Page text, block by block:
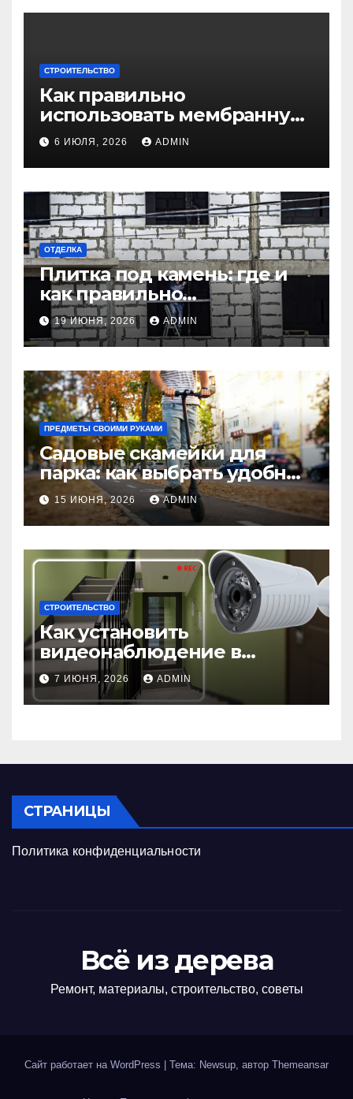
СТРОИТЕЛЬСТВО
Как правильно
использовать мембранную
плёнку для
гидроизоляции крыши
дома
6 ИЮЛЯ, 2026 ADMIN
ОТДЕЛКА
Плитка под камень: где и
как правильно
использовать в интерьере
комнаты?
19 ИЮНЯ, 2026 ADMIN
ПРЕДМЕТЫ СВОИМИ РУКАМИ
Садовые скамейки для
парка: как выбрать удобные
и долговечные модели
Madmetal.ru
15 ИЮНЯ, 2026 ADMIN
СТРОИТЕЛЬСТВО
Как установить
видеонаблюдение в
подъезде: пошаговая
инструкция и советы
7 ИЮНЯ, 2026 ADMIN
СТРАНИЦЫ
Политика конфиденциальности
Всё из дерева
Ремонт, материалы, строительство, советы
Сайт работает на WordPress | Тема: Newsup, автор Themeansar